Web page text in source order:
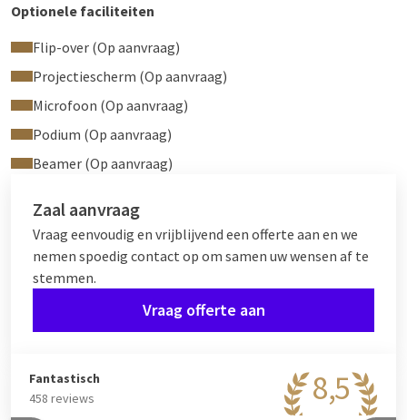
Optionele faciliteiten
Flip-over (Op aanvraag)
Projectiescherm (Op aanvraag)
Microfoon (Op aanvraag)
Podium (Op aanvraag)
Beamer (Op aanvraag)
Zaal aanvraag
Vraag eenvoudig en vrijblijvend een offerte aan en we
nemen spoedig contact op om samen uw wensen af te
stemmen.
Vraag offerte aan
8,5
Fantastisch
458 reviews